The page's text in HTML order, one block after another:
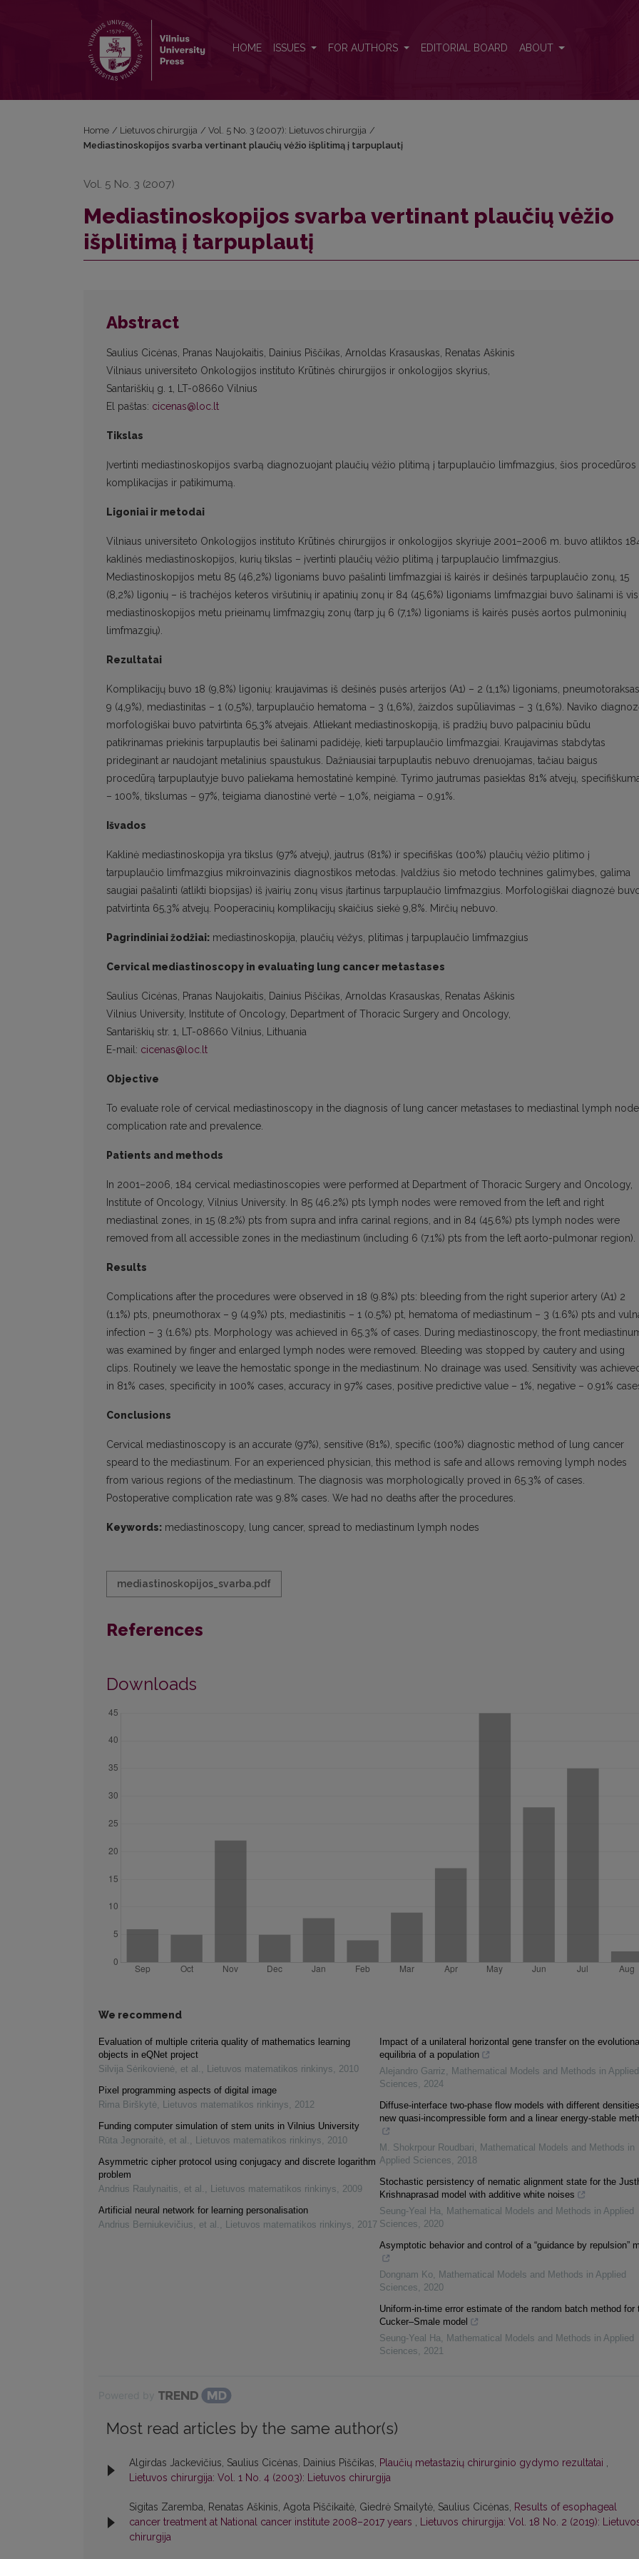
HOME ISSUES FOR AUTHORS EDITORIAL BOARD ABOUT
Home / Lietuvos chirurgija / Vol. 5 No. 3 (2007): Lietuvos chirurgija /
Mediastinoskopijos svarba vertinant plaučių vėžio išplitimą į tarpuplautį
Vol. 5 No. 3 (2007)
Mediastinoskopijos svarba vertinant plaučių vėžio
išplitimą į tarpuplautį
Abstract
Saulius Cicėnas, Pranas Naujokaitis, Dainius Piščikas, Arnoldas Krasauskas, Renatas Aškinis
Vilniaus universiteto Onkologijos instituto Krūtinės chirurgijos ir onkologijos skyrius,
Santariškių g. 1, LT-08660 Vilnius
El paštas: cicenas@loc.lt
Tikslas
Įvertinti mediastinoskopijos svarbą diagnozuojant plaučių vėžio plitimą į tarpuplaučio limfmazgius, šios procedūros
komplikacijas ir patikimumą.
Ligoniai ir metodai
Vilniaus universiteto Onkologijos instituto Krūtinės chirurgijos ir onkologijos skyriuje 2001–2006 m. buvo atliktos
kaklinės mediastinoskopijos, kurių tikslas – įvertinti plaučių vėžio plitimą į tarpuplaučio limfmazgius.
Mediastinoskopijos metu 85 (46,2%) ligoniams buvo pašalinti limfmazgiai iš kairės ir dešinės tarpuplaučio zonų, 15
(8,2%) ligonių – iš trachėjos keteros viršutinių ir apatinių zonų ir 84 (45,6%) ligoniams limfmazgiai buvo šalinami iš
mediastinoskopijos metu prieinamų limfmazgių zonų (tarp jų 6 (7,1%) ligoniams iš kairės pusės aortos pulmoninių
limfmazgių).
Rezultatai
Komplikacijų buvo 18 (9,8%) ligonių: kraujavimas iš dešinės pusės arterijos (A1) – 2 (1,1%) ligoniams,
9 (4,9%), mediastinitas – 1 (0,5%), tarpuplaučio hematoma – 3 (1,6%), žaizdos supūliavimas – 3 (1,6%). Naviko
morfologiškai buvo patvirtinta 65,3% atvejais. Atliekant mediastinoskopiją, iš pradžių buvo palpaciniu būdu
patikrinamas priekinis tarpuplautis bei šalinami padidėję, kieti tarpuplaučio limfmazgiai. Kraujavimas stabdytas
prideginant ar naudojant metalinius spaustukus. Dažniausiai tarpuplautis nebuvo drenuojamas, tačiau baigus
procedūrą tarpuplautyje buvo paliekama hemostatinė kempinė. Tyrimo jautrumas pasiektas 81% atvejų,
– 100%, tikslumas – 97%, teigiama dianostinė vertė – 1,0%, neigiama – 0,91%.
Išvados
Kaklinė mediastinoskopija yra tikslus (97% atvejų), jautrus (81%) ir specifiškas (100%) plaučių vėžio plitimo į
tarpuplaučio limfmazgius mikroinvazinis diagnostikos metodas. Įvaldžius šio metodo technines galimybes, galima
saugiai pašalinti (atlikti biopsijas) iš įvairių zonų visus įtartinus tarpuplaučio limfmazgius. Morfologiškai diagnozė
patvirtinta 65,3% atvejų. Pooperacinių komplikacijų skaičius siekė 9,8%. Mirčių nebuvo.
Pagrindiniai žodžiai: mediastinoskopija, plaučių vėžys, plitimas į tarpuplaučio limfmazgius
Cervical mediastinoscopy in evaluating lung cancer metastases
Saulius Cicėnas, Pranas Naujokaitis, Dainius Piščikas, Arnoldas Krasauskas, Renatas Aškinis
Vilnius University, Institute of Oncology, Department of Thoracic Surgery and Oncology,
Santariškių str. 1, LT-08660 Vilnius, Lithuania
E-mail: cicenas@loc.lt
Objective
To evaluate role of cervical mediastinoscopy in the diagnosis of lung cancer metastases to mediastinal lymph
complication rate and prevalence.
Patients and methods
In 2001–2006, 184 cervical mediastinoscopies were performed at Department of Thoracic Surgery and Oncology,
Institute of Oncology, Vilnius University. In 85 (46.2%) pts lymph nodes were removed from the left and right
mediastinal zones, in 15 (8.2%) pts from supra and infra carinal regions, and in 84 (45.6%) pts lymph nodes were
removed from all accessible zones in the mediastinum (including 6 (7.1%) pts from the left aorto-pulmonar region).
Results
Complications after the procedures were observed in 18 (9.8%) pts: bleeding from the right superior artery (A1) 2
(1.1%) pts, pneumothorax – 9 (4.9%) pts, mediastinitis – 1 (0.5%) pt, hematoma of mediastinum – 3 (1.6%) pts and
infection – 3 (1.6%) pts. Morphology was achieved in 65.3% of cases. During mediastinoscopy, the front
was examined by finger and enlarged lymph nodes were removed. Bleeding was stopped by cautery and using
clips. Routinely we leave the hemostatic sponge in the mediastinum. No drainage was used. Sensitivity was
in 81% cases, specificity in 100% cases, accuracy in 97% cases, positive predictive value – 1%, negative – 0.91%
Conclusions
Cervical mediastinoscopy is an accurate (97%), sensitive (81%), specific (100%) diagnostic method of lung cancer
speard to the mediastinum. For an experienced physician, this method is safe and allows removing lymph nodes
from various regions of the mediastinum. The diagnosis was morphologically proved in 65.3% of cases.
Postoperative complication rate was 9.8% cases. We had no deaths after the procedures.
Keywords: mediastinoscopy, lung cancer, spread to mediastinum lymph nodes
mediastinoskopijos_svarba.pdf
References
Downloads
We recommend
Evaluation of multiple criteria quality of mathematics learning
objects in eQNet project
Silvija Sėrikovienė, et al. , Lietuvos matematikos rinkinys, 2010
Pixel programming aspects of digital image
Rima Birškytė, Lietuvos matematikos rinkinys, 2012
Funding computer simulation of stem units in Vilnius University
Rūta Jegnoraitė, et al. , Lietuvos matematikos rinkinys, 2010
Asymmetric cipher protocol using conjugacy and discrete logarithm
problem
Andrius Raulynaitis, et al. , Lietuvos matematikos rinkinys, 2009
Artificial neural network for learning personalisation
Andrius Berniukevičius, et al. , Lietuvos matematikos rinkinys, 2017
Impact of a unilateral horizontal gene transfer on the
equilibria of a population
Alejandro Garriz, Mathematical Models and Methods in Applied
Sciences, 2024
Diffuse-interface two-phase flow models with different
new quasi-incompressible form and a linear energy-stable
M. Shokrpour Roudbari, Mathematical Models and Methods in
Applied Sciences, 2018
Stochastic persistency of nematic alignment state for the
Krishnaprasad model with additive white noises
Seung-Yeal Ha, Mathematical Models and Methods in Applied
Sciences, 2020
Asymptotic behavior and control of a “guidance by repulsion”
Dongnam Ko, Mathematical Models and Methods in Applied
Sciences, 2020
Uniform-in-time error estimate of the random batch method for
Cucker–Smale model
Seung-Yeal Ha, Mathematical Models and Methods in Applied
Sciences, 2021
Most read articles by the same author(s)
Algirdas Jackevičius, Saulius Cicėnas, Dainius Piščikas, Plaučių metastazių chirurginio gydymo rezultatai ,
Lietuvos chirurgija: Vol. 1 No. 4 (2003): Lietuvos chirurgija
Sigitas Zaremba, Renatas Aškinis, Agota Piščikaitė, Giedrė Smailytė, Saulius Cicėnas, Results of esophageal
cancer treatment at National cancer institute 2008–2017 years , Lietuvos chirurgija: Vol. 18 No. 2 (2019):
chirurgija